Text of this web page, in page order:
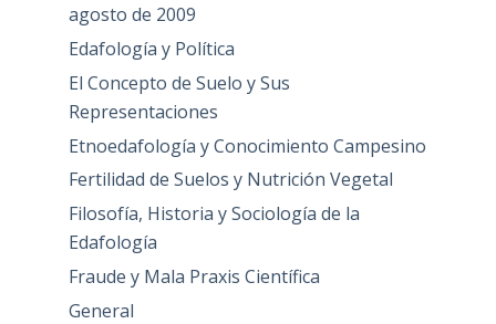
agosto de 2009
Edafología y Política
El Concepto de Suelo y Sus
Representaciones
Etnoedafología y Conocimiento Campesino
Fertilidad de Suelos y Nutrición Vegetal
Filosofía, Historia y Sociología de la
Edafología
Fraude y Mala Praxis Científica
General